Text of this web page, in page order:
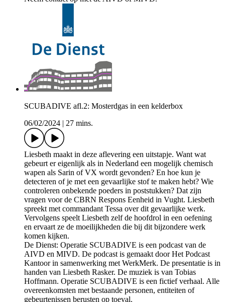
SCUBADIVE afl.2: Mosterdgas in een kelderbox
06/02/2024
27 mins.
Liesbeth maakt in deze aflevering een uitstapje. Want wat
gebeurt er eigenlijk als in Nederland een mogelijk chemisch
wapen als Sarin of VX wordt gevonden? En hoe kun je
detecteren of je met een gevaarlijke stof te maken hebt? Wie
controleren onbekende poeders in poststukken? Dat zijn
vragen voor de CBRN Respons Eenheid in Vught. Liesbeth
spreekt met commandant Tessa over dit gevaarlijke werk.
Vervolgens speelt Liesbeth zelf de hoofdrol in een oefening
en ervaart ze de moeilijkheden die bij dit bijzondere werk
komen kijken.
De Dienst: Operatie SCUBADIVE is een podcast van de
AIVD en MIVD. De podcast is gemaakt door Het Podcast
Kantoor in samenwerking met WerkMerk. De presentatie is in
handen van Liesbeth Rasker. De muziek is van Tobias
Hoffmann. Operatie SCUBADIVE is een fictief verhaal. Alle
overeenkomsten met bestaande personen, entiteiten of
gebeurtenissen berusten op toeval.